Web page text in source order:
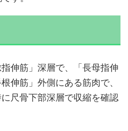
指伸筋」深層で、「長母指伸
伸筋」外側にある筋肉で、
尺骨下部深層で収縮を確認